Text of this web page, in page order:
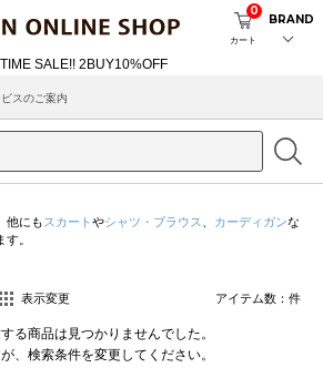
カート
0
BRAND
スのご案内
他にも スカート やシャツ・ブラウス カーディガンな
。
表示変更 アイテム数： 件
る商品は見つかりませんでした。
、検索条件を変更してください。